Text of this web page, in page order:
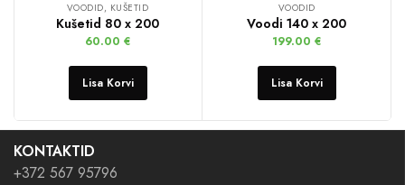
VOODID, KUŠETID
Kušetid 80 x 200
60.00 €
Lisa Korvi
VOODID
Voodi 140 x 200
199.00 €
Lisa Korvi
KONTAKTID
+372 567 95796